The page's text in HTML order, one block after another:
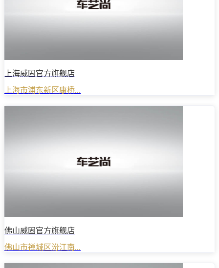
上海威固官方旗舰店
上海市浦东新区康桥...
佛山威固官方旗舰店
佛山市禅城区汾江南...